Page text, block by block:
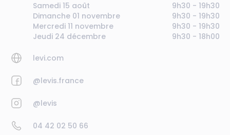
Samedi 15 août
9h30 - 19h30
Dimanche 01 novembre
9h30 - 19h30
Mercredi 11 novembre
9h30 - 19h30
Jeudi 24 décembre
9h30 - 18h00
levi.com
@levis.france
@levis
04 42 02 50 66